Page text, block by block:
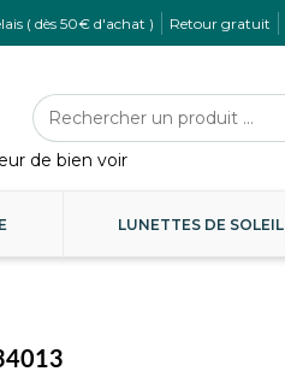
( dès 50€ d'achat ) Retour gratuit
LUNETTES DE SOLEIL